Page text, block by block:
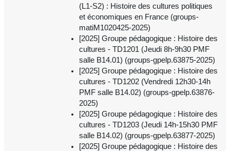
(L1-S2) : Histoire des cultures politiques
et économiques en France (groups-
matiM1020425-2025)
[2025] Groupe pédagogique : Histoire des
cultures - TD1201 (Jeudi 8h-9h30 PMF
salle B14.01) (groups-gpelp.63875-2025)
[2025] Groupe pédagogique : Histoire des
cultures - TD1202 (Vendredi 12h30-14h
PMF salle B14.02) (groups-gpelp.63876-
2025)
[2025] Groupe pédagogique : Histoire des
cultures - TD1203 (Jeudi 14h-15h30 PMF
salle B14.02) (groups-gpelp.63877-2025)
[2025] Groupe pédagogique : Histoire des